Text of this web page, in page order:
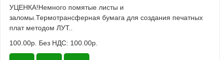
УЦЕНКА!Немного помятые листы и
заломы.Термотрансферная бумага для создания печатных
плат методом ЛУТ..
100.00р. Без НДС: 100.00р.